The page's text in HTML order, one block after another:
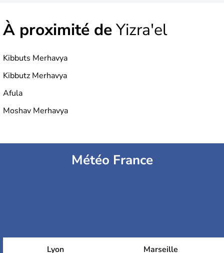
À proximité deYizra'el
Kibbuts Merhavya
Kibbutz Merhavya
Afula
Moshav Merhavya
Météo France
Lyon Marseille